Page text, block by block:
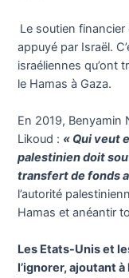
Le soutien
appuyé par Israël.
israéliennes qu’ont
le Hamas à Gaza.
En 2019, Benyamin
Likoud : « Qui veut
palestinien doit
transfert de fonds
l’autorité
Hamas et anéantir
Les Etats-Unis et
l’ignorer, ajoutant